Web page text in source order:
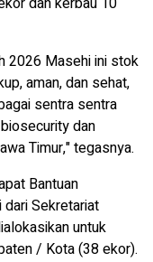
2026 Masehi ini stok
aman, dan sehat,
sentra sentra
dan
Timur," tegasnya.
Bantuan
dari Sekretariat
untuk
/ Kota (38 ekor).